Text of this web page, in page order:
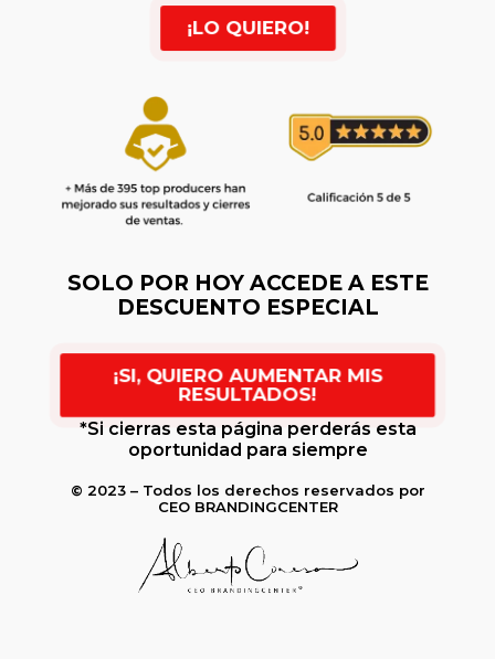
¡LO QUIERO!
SOLO POR HOYACCEDE A ESTE
DESCUENTO ESPECIAL
¡SI, QUIERO AUMENTAR MIS
RESULTADOS!
*Si cierras esta página perderás esta
oportunidad para siempre
© 2023 – Todos los derechos reservados por
CEO BRANDINGCENTER